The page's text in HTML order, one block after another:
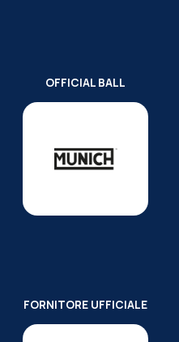
OFFICIAL BALL
FORNITORE UFFICIALE